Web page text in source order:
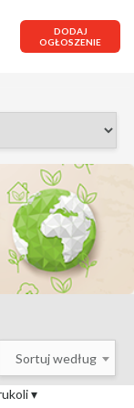
DODAJ
OGŁOSZENIE
Sortuj według
▾